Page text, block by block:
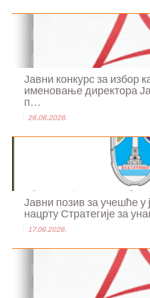
Јавни конкурс за избор
именовање директора
п...
26.06.2026.
Јавни позив за учешће у
нацрту Стратегије за
17.06.2026.